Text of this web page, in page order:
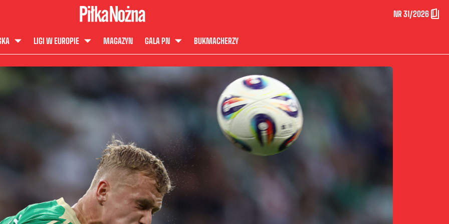
NR 31/2026
LIGI W EUROPIE MAGAZYN GALA PN BUKMACHERZY